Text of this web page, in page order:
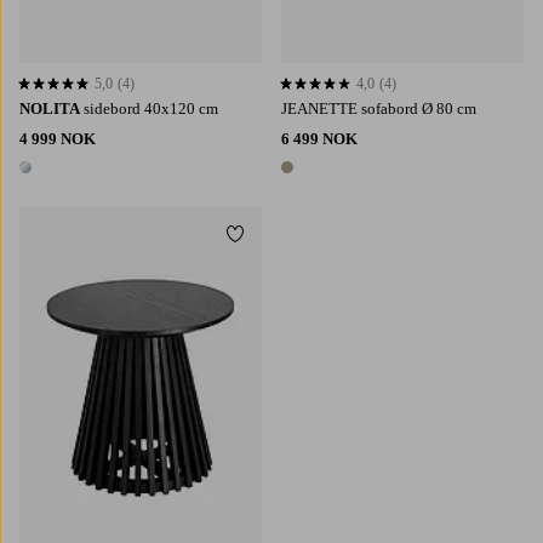
NOLITA sidebord 40x120 cm
4 999 NOK
1 farge
5,0 basert på 4 karaktergivninger
5,0 (4)
JEANETTE sofabord Ø 80 cm
6 499 NOK
1 farge
4,0 basert på 4 karaktergivninger
4,0 (4)
Legg til favoritter